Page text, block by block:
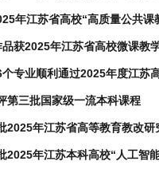
第三批国家级一流本科课程